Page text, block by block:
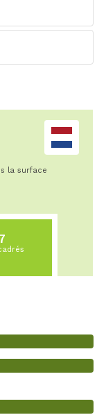
la surface